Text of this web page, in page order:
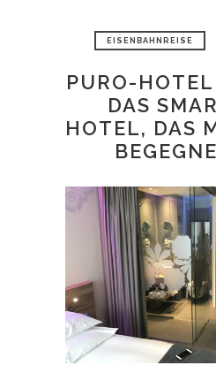
EISENBAHNREISE
PURO-
DAS
HOTEL, DAS